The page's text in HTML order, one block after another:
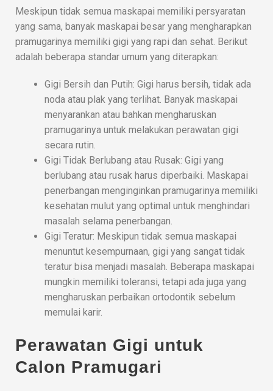
Meskipun tidak semua maskapai memiliki persyaratan
yang sama, banyak maskapai besar yang mengharapkan
pramugarinya memiliki gigi yang rapi dan sehat. Berikut
adalah beberapa standar umum yang diterapkan:
Gigi Bersih dan Putih: Gigi harus bersih, tidak ada
noda atau plak yang terlihat. Banyak maskapai
menyarankan atau bahkan mengharuskan
pramugarinya untuk melakukan perawatan gigi
secara rutin.
Gigi Tidak Berlubang atau Rusak: Gigi yang
berlubang atau rusak harus diperbaiki. Maskapai
penerbangan menginginkan pramugarinya memiliki
kesehatan mulut yang optimal untuk menghindari
masalah selama penerbangan.
Gigi Teratur: Meskipun tidak semua maskapai
menuntut kesempurnaan, gigi yang sangat tidak
teratur bisa menjadi masalah. Beberapa maskapai
mungkin memiliki toleransi, tetapi ada juga yang
mengharuskan perbaikan ortodontik sebelum
memulai karir.
Perawatan Gigi untuk
Calon Pramugari